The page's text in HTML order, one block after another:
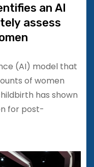
an AI
assess
(AI) model that
of women
has shown
for post-